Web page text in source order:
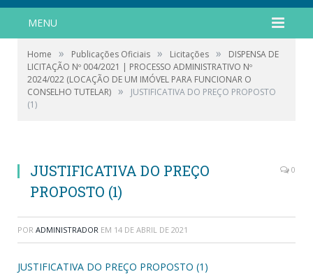
MENU
Home » Publicações Oficiais » Licitações »
DISPENSA DE
LICITAÇÃO Nº 004/2021 | PROCESSO ADMINISTRATIVO Nº
2024/022 (LOCAÇÃO DE UM IMÓVEL PARA FUNCIONAR O
CONSELHO TUTELAR) »
JUSTIFICATIVA DO PREÇO PROPOSTO
(1)
JUSTIFICATIVA DO PREÇO
PROPOSTO (1)
0
POR ADMINISTRADOR EM 14 DE ABRIL DE 2021
JUSTIFICATIVA DO PREÇO PROPOSTO (1)